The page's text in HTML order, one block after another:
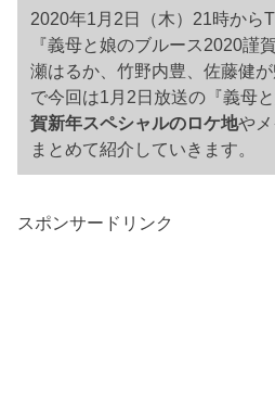
2020年1月2日（木）21時から
『義母と娘のブルース2020謹
瀬はるか、竹野内豊、佐藤健
で今回は1月2日放送の『義母
賀新年スペシャルのロケ地や
まとめて紹介していきます。
スポンサードリンク